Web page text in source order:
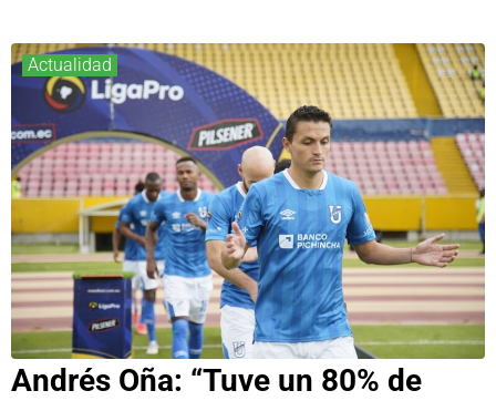
Actualidad
Andrés Oña: “Tuve un 80% de